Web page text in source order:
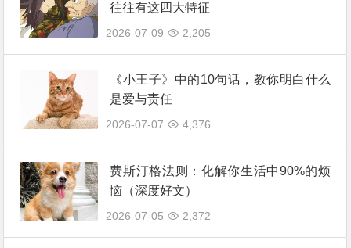
往往有这四大特征
2026-07-09 2,205
《小王子》中的10句话，教你明白什么
是爱与责任
2026-07-07 4,376
费斯汀格法则：化解你生活中90%的烦
恼（深度好文）
2026-07-05 2,372